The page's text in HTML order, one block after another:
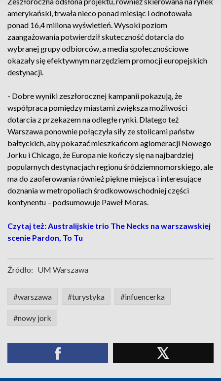
amerykański, trwała nieco ponad miesiąc i odnotowała
ponad 16,4 miliona wyświetleń. Wysoki poziom
zaangażowania potwierdził skuteczność dotarcia do
wybranej grupy odbiorców, a media społecznościowe
okazały się efektywnym narzędziem promocji europejskich
destynacji.
- Dobre wyniki zeszłorocznej kampanii pokazują, że
współpraca pomiędzy miastami zwiększa możliwości
dotarcia z przekazem na odległe rynki. Dlatego też
Warszawa ponownie połączyła siły ze stolicami państw
bałtyckich, aby pokazać mieszkańcom aglomeracji Nowego
Jorku i Chicago, że Europa nie kończy się na najbardziej
popularnych destynacjach regionu śródziemnomorskiego, ale
ma do zaoferowania również piękne miejsca i interesujące
doznania w metropoliach środkowowschodniej części
kontynentu – podsumowuje Paweł Moras.
Czytaj też: Australijskie trio The Necks na warszawskiej
scenie Pardon, To Tu
Źródło: UM Warszawa
#warszawa #turystyka #infuencerka
#nowy jork